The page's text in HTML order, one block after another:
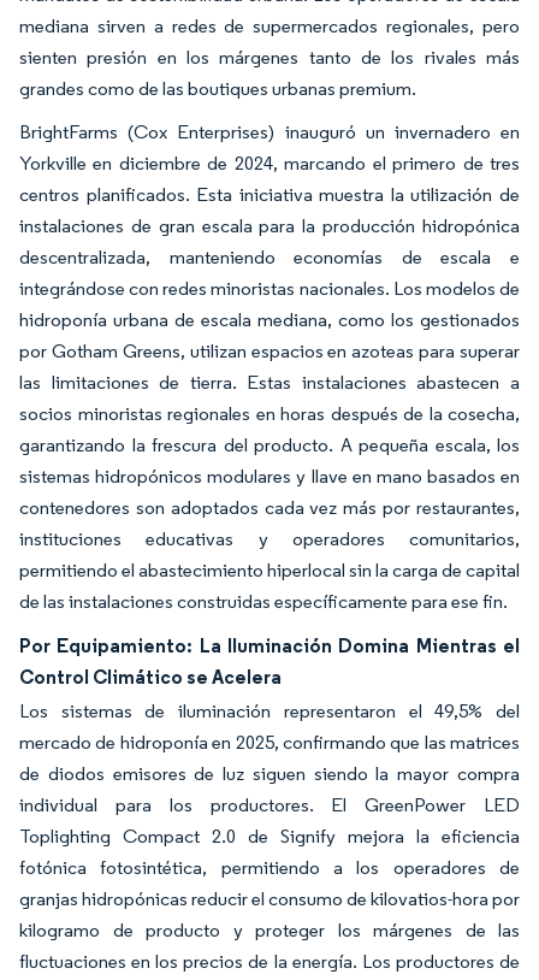
mediana sirven a redes de supermercados regionales, pero
sienten presión en los márgenes tanto de los rivales más
grandes como de las boutiques urbanas premium.
BrightFarms (Cox Enterprises) inauguró un invernadero en
Yorkville en diciembre de 2024, marcando el primero de tres
centros planificados. Esta iniciativa muestra la utilización de
instalaciones de gran escala para la producción hidropónica
descentralizada, manteniendo economías de escala e
integrándose con redes minoristas nacionales. Los modelos de
hidroponía urbana de escala mediana, como los gestionados
por Gotham Greens, utilizan espacios en azoteas para superar
las limitaciones de tierra. Estas instalaciones abastecen a
socios minoristas regionales en horas después de la cosecha,
garantizando la frescura del producto. A pequeña escala, los
sistemas hidropónicos modulares y llave en mano basados en
contenedores son adoptados cada vez más por restaurantes,
instituciones educativas y operadores comunitarios,
permitiendo el abastecimiento hiperlocal sin la carga de capital
de las instalaciones construidas específicamente para ese fin.
Por Equipamiento: La Iluminación Domina Mientras el
Control Climático se Acelera
Los sistemas de iluminación representaron el 49,5% del
mercado de hidroponía en 2025, confirmando que las matrices
de diodos emisores de luz siguen siendo la mayor compra
individual para los productores. El GreenPower LED
Toplighting Compact 2.0 de Signify mejora la eficiencia
fotónica fotosintética, permitiendo a los operadores de
granjas hidropónicas reducir el consumo de kilovatios-hora por
kilogramo de producto y proteger los márgenes de las
fluctuaciones en los precios de la energía. Los productores de